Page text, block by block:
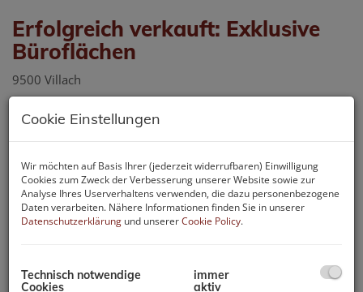
Erfolgreich verkauft: Exklusive
Büroflächen
9500 Villach
Cookie Einstellungen
Wir möchten auf Basis Ihrer (jederzeit widerrufbaren) Einwilligung
Cookies zum Zweck der Verbesserung unserer Website sowie zur
Analyse Ihres Userverhaltens verwenden, die dazu personenbezogene
Daten verarbeiten. Nähere Informationen finden Sie in unserer
Datenschutzerklärung und unsererCookie Policy.
Technisch notwendige
Cookies
immer
aktiv